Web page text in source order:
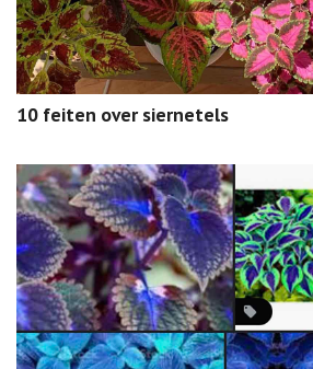
10 feiten over siernetels